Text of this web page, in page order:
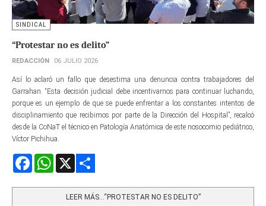
SINDICAL
“Protestar no es delito”
REDACCIÓN 06 JULIO 2026
Así lo aclaró un fallo que desestima una denuncia contra trabajadores del
Garrahan. “Esta decisión judicial debe incentivarnos para continuar luchando,
porque es un ejemplo de que se puede enfrentar a los constantes intentos de
disciplinamiento que recibimos por parte de la Dirección del Hospital”, recalcó
desde la CoNaT el técnico en Patología Anatómica de este nosocomio pediátrico,
Víctor Pichihua.
FacebookWhatsApp
LEER MÁS…“PROTESTAR NO ES DELITO”